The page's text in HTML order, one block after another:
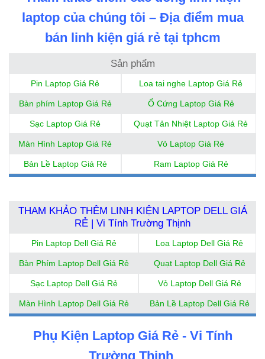
laptop của chúng tôi – Địa điểm mua
bán linh kiện giá rẻ tại tphcm
Sản phẩm
Pin Laptop Giá Rẻ Loa tai nghe Laptop Giá Rẻ
Bàn phím Laptop Giá Rẻ Ổ Cứng Laptop Giá Rẻ
Sạc Laptop Giá Rẻ Quạt Tản Nhiệt Laptop Giá Rẻ
Màn Hình Laptop Giá Rẻ Vỏ Laptop Giá Rẻ
Bản Lề Laptop Giá Rẻ Ram Laptop Giá Rẻ
THAM KHẢO THÊM LINH KIỆN LAPTOP DELL GIÁ
RẺ | Vi Tính Trường Thịnh
Pin Laptop Dell Giá Rẻ Loa Laptop Dell Giá Rẻ
Bàn Phím Laptop Dell Giá Rẻ Quạt Laptop Dell Giá Rẻ
Sạc Laptop Dell Giá Rẻ Vỏ Laptop Dell Giá Rẻ
Màn Hình Laptop Dell Giá Rẻ Bản Lề Laptop Dell Giá Rẻ
Phụ Kiện Laptop Giá Rẻ - Vi Tính
Trường Thịnh